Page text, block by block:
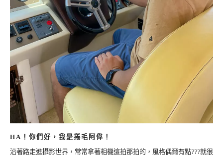
HA！你們好，我是捲毛阿偉！
沿著路走進攝影世界，常常拿著相機這拍那拍的，風格偶爾有點???就很